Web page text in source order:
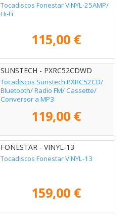
Tocadiscos Fonestar VINYL-25AMP/
Hi-Fi
115,00 €
SUNSTECH - PXRC52CDWD
Tocadiscos Sunstech PXRC52CD/
Bluetooth/ Radio FM/ Cassette/
Conversor a MP3
119,00 €
FONESTAR - VINYL-13
Tocadiscos Fonestar VINYL-13
159,00 €